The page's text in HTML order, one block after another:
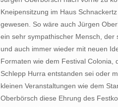
Kneipensitzung im Haus
gewesen. So wäre auch Jürgen
ein sehr sympathischer Mensch,
und auch immer wieder mit neuen
Formaten wie dem Festival
Schlepp Hurra entstanden sei oder
kleinen Veranstaltungen wie dem
Oberbörsch diese Ehrung des